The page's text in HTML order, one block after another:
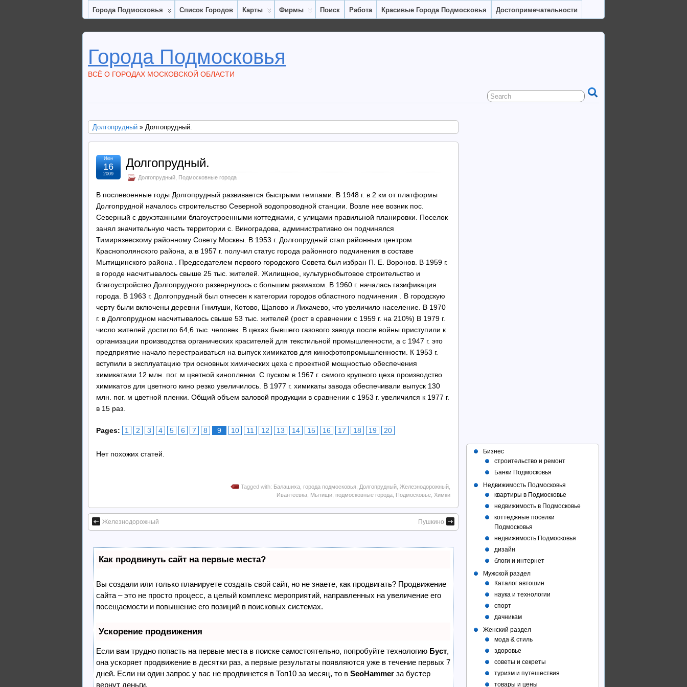
Города Подмосковья Список Городов Карты Фирмы Поиск Работа Красивые Города Подмосковья Достопримечательности
Города Подмосковья
ВСЁ О ГОРОДАХ МОСКОВСКОЙ ОБЛАСТИ
Долгопрудный » Долгопрудный.
Долгопрудный.
Долгопрудный Подмосковные города
Июн
16
2009
В послевоенные годы Долгопрудный развивается быстрыми темпами. В 1948 г. в 2 км от платформы
Долгопрудной началось строительство Северной водопроводной станции. Возле нее возник пос.
Северный с двухэтажными благоустроенными коттеджами, с улицами правильной планировки. Поселок
занял значительную часть территории с. Виноградова, административно он подчинялся
Тимирязевскому районному Совету Москвы. В 1953 г. Долгопрудный стал районным центром
Краснополянского района, а в 1957 г. получил статус города районного подчинения в составе
Мытищинского района . Председателем первого городского Совета был избран П. Е. Воронов. В 1959 г.
в городе насчитывалось свыше 25 тыс. жителей. Жилищное, культурнобытовое строительство и
благоустройство Долгопрудного развернулось с большим размахом. В 1960 г. началась газификация
города. В 1963 г. Долгопрудный был отнесен к категории городов областного подчинения . В городскую
черту были включены деревни Гнилуши, Котово, Щапово и Лихачево, что увеличило население. В 1970
г. в Долгопрудном насчитывалось свыше 53 тыс. жителей (рост в сравнении с 1959 г. на 210%) В 1979 г.
число жителей достигло 64,6 тыс. человек. В цехах бывшего газового завода после войны приступили к
организации производства органических красителей для текстильной промышленности, а с 1947 г. это
предприятие начало перестраиваться на выпуск химикатов для кинофотопромышленности. К 1953 г.
вступили в эксплуатацию три основных химических цеха с проектной мощностью обеспечения
химикатами 12 млн. пог. м цветной кинопленки. С пуском в 1967 г. самого крупного цеха производство
химикатов для цветного кино резко увеличилось. В 1977 г. химикаты завода обеспечивали выпуск 130
млн. пог. м цветной пленки. Общий объем валовой продукции в сравнении с 1953 г. увеличился к 1977 г.
в 15 раз.
Pages: 1 2 3 4 5 6 7 8 9 10 11 12 13 14 15 16 17 18 19 20
Нет похожих статей.
Tagged with: Балашиха города подмосковья Долгопрудный Железнодорожный
Ивантеевка Мытищи подмосковные города Подмосковье Химки
Железнодорожный Пушкино
Как продвинуть сайт на первые места?
Вы создали или только планируете создать свой сайт, но не знаете, как продвигать? Продвижение
сайта – это не просто процесс, а целый комплекс мероприятий, направленных на увеличение его
посещаемости и повышение его позиций в поисковых системах.
Ускорение продвижения
Если вам трудно попасть на первые места в поиске самостоятельно, попробуйте технологию Буст,
она ускоряет продвижение в десятки раз, а первые результаты появляются уже в течение первых 7
дней. Если ни один запрос у вас не продвинется в Топ10 за месяц, то в SeoHammer за бустер
вернут деньги.
Бизнес
строительство и ремонт
Банки Подмосковья
Недвижимость Подмосковья
квартиры в Подмосковье
недвижимость в Подмосковье
коттеджные поселки
Подмосковья
недвижимость Подмосковья
дизайн
блоги и интернет
Мужской раздел
Каталог автошин
наука и технологии
спорт
дачникам
Женский раздел
мода & стиль
здоровье
советы и секреты
туризм и путешествия
товары и цены